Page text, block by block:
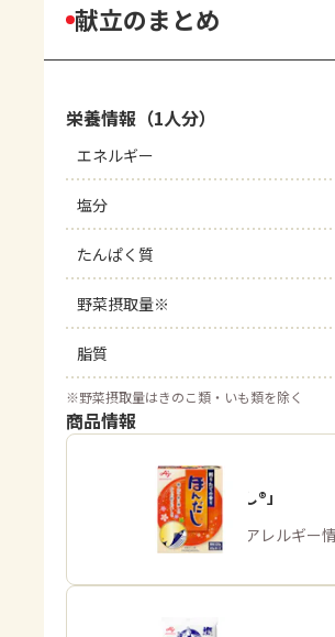
献立のまとめ
栄養情報（1人分）
エネルギー
塩分
たんぱく質
野菜摂取量※
脂質
※野菜摂取量はきのこ類・いも類を除く
商品情報
「ほんだし®」
商品・アレルギー